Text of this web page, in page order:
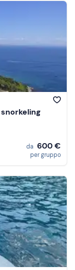
da 600 €
per gruppo